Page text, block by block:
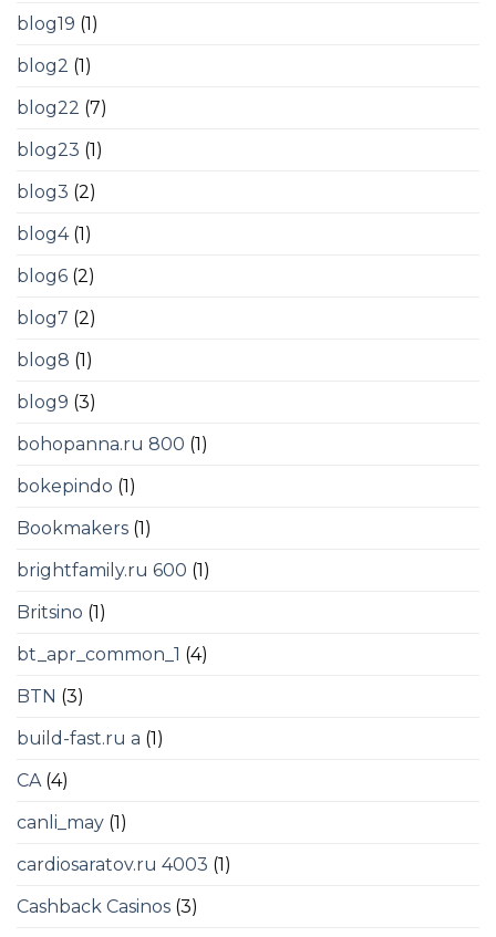
blog19 (1)
blog2 (1)
blog22 (7)
blog23 (1)
blog3 (2)
blog4(1)
blog6 (2)
blog7 (2)
blog8 (1)
blog9 (3)
bohopanna.ru 800 (1)
bokepindo (1)
Bookmakers (1)
brightfamily.ru 600 (1)
Britsino (1)
bt_apr_common_1 (4)
BTN (3)
build-fast.ru a (1)
CA(4)
canli_may (1)
cardiosaratov.ru 4003 (1)
Cashback Casinos (3)